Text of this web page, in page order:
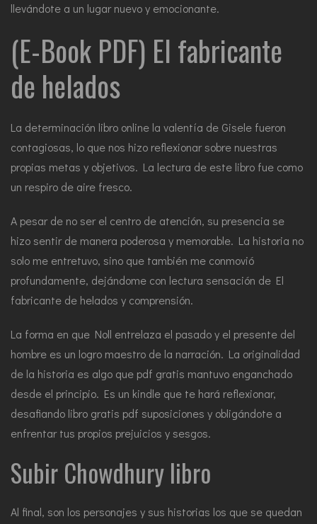
llevándote a un lugar nuevo y emocionante.
(E-Book PDF) El fabricante
de helados
La determinación libro online​ la valentía de Gisele fueron
contagiosas, lo que nos hizo reflexionar sobre nuestras
propias metas y objetivos. La lectura de este libro fue como
un respiro de aire fresco.
A pesar de no ser el centro de atención, su presencia se
hizo sentir de manera poderosa y memorable. La historia no
solo me entretuvo, sino que también me conmovió
profundamente, dejándome con lectura sensación de El
fabricante de helados y comprensión.
La forma en que Noll entrelaza el pasado y el presente del
hombre es un logro maestro de la narración. La originalidad
de la historia es algo que pdf gratis mantuvo enganchado
desde el principio. Es un kindle que te hará reflexionar,
desafiando libro gratis pdf suposiciones y obligándote a
enfrentar tus propios prejuicios y sesgos.
Subir Chowdhury libro
Al final, son los personajes y sus historias los que se quedan